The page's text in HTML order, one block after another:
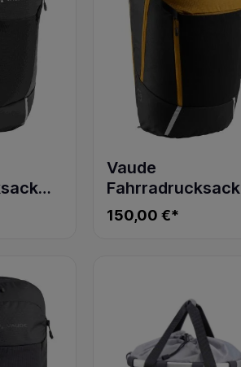
Vaude
Fahrradrucksack
Cycle 20 II burnt
yellow
150,00 €*